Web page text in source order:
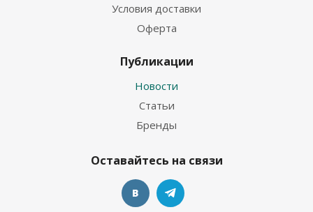
Условия доставки
Оферта
Публикации
Новости
Статьи
Бренды
Оставайтесь на связи